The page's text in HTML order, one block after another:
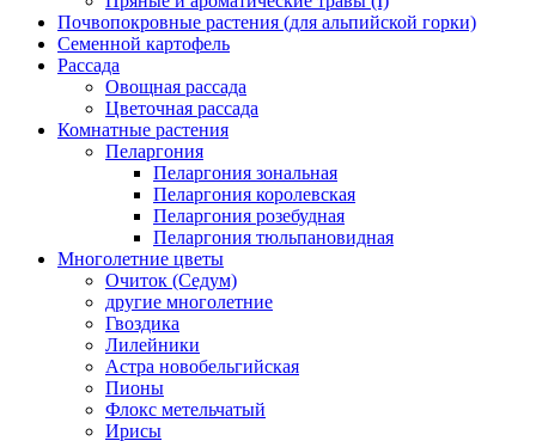
Почвопокровные растения (для альпийской горки)
Семенной картофель
Рассада
Овощная рассада
Цветочная рассада
Комнатные растения
Пеларгония
Пеларгония зональная
Пеларгония королевская
Пеларгония розебудная
Пеларгония тюльпановидная
Многолетние цветы
Очиток (Седум)
другие многолетние
Гвоздика
Лилейники
Астра новобельгийская
Пионы
Флокс метельчатый
Ирисы